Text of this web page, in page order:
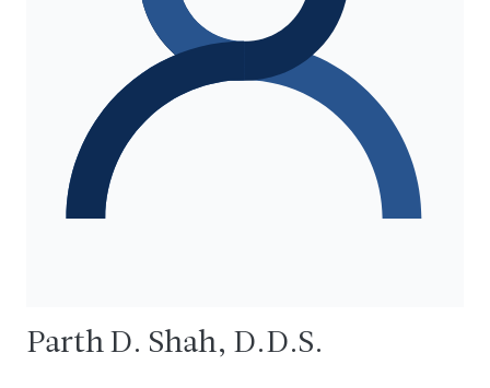
Parth D. Shah, D.D.S.